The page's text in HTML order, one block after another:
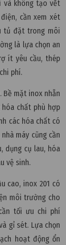
và không tạo vết
cần xem xét
tủ đặt trong môi
là lựa chọn an
ít yêu cầu, thép
phí.
Bề mặt inox nhẵn
chất phù hợp
các hóa chất có
máy cũng cần
dụng cụ lau, hóa
vệ sinh.
cao, inox 201 có
môi trường cho
tối ưu chi phí
gỉ sét. Lựa chọn
hoạt động ổn